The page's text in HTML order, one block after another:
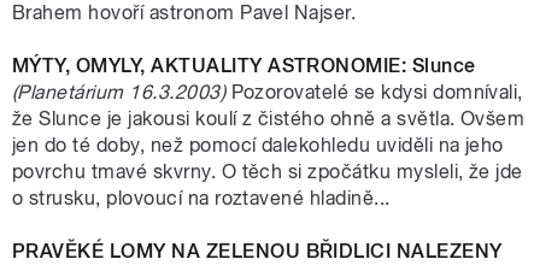
Brahem hovoří astronom Pavel Najser.
MÝTY, OMYLY, AKTUALITY ASTRONOMIE: Slunce
(Planetárium 16.3.2003)Pozorovatelé se kdysi domnívali,
že Slunce je jakousi koulí z čistého ohně a světla. Ovšem
jen do té doby, než pomocí dalekohledu uviděli na jeho
povrchu tmavé skvrny. O těch si zpočátku mysleli, že jde
o strusku, plovoucí na roztavené hladině...
PRAVĚKÉ LOMY NA ZELENOU BŘIDLICI NALEZENY